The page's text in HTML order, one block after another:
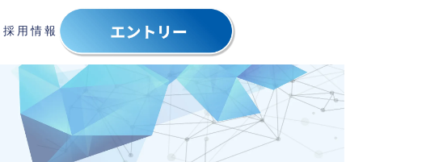
採用情報